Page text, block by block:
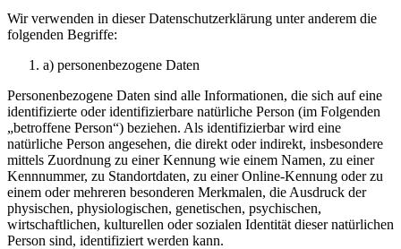
Wir verwenden in dieser Datenschutzerklärung unter anderem die
folgenden Begriffe:
a) personenbezogene Daten
Personenbezogene Daten sind alle Informationen, die sich auf eine
identifizierte oder identifizierbare natürliche Person (im Folgenden
„betroffene Person“) beziehen. Als identifizierbar wird eine
natürliche Person angesehen, die direkt oder indirekt, insbesondere
mittels Zuordnung zu einer Kennung wie einem Namen, zu einer
Kennnummer, zu Standortdaten, zu einer Online-Kennung oder zu
einem oder mehreren besonderen Merkmalen, die Ausdruck der
physischen, physiologischen, genetischen, psychischen,
wirtschaftlichen, kulturellen oder sozialen Identität dieser natürlichen
Person sind, identifiziert werden kann.